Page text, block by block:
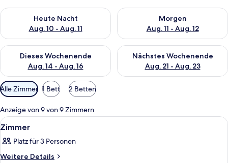
Heute Nacht
Aug. 10 - Aug. 11
Überprüfe die Verfügbarkeit für heute Nacht, Aug. 10 - Aug.
Morgen
Aug. 11 - Aug. 12
Überprüfe die Verfügbarkeit
Dieses Wochenende
Aug. 14 - Aug. 16
Überprüfe die Verfügbarkeit für dieses Wochenende, Aug. 14
Nächstes Wochenende
Aug. 21 - Aug. 23
Überprüfe die Verfügbarkeit
Verfügbare
Filter
für
Zimmer
Alle Zimmer 1 Bett 2 Betten
Anzeige von 9 von 9 Zimmern
Alle
Fotos
für
Zimmer
Ein Hotelzimmer mit Bett,
15
Zimmer
Platz für 3 Personen
Weitere Details
Weitere